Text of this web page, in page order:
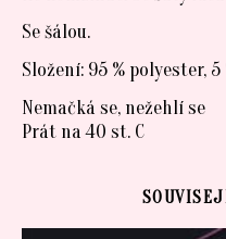
Se šálou.
Složení: 95 % polyester,
Nemačká se, nežehlí se
Prát na 40 st. C